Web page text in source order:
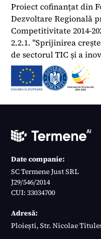
Proiect cofinanțat din
Dezvoltare Regională
Competitivitate 2014-
2.2.1. "Sprijinirea
de sectorul TIC și a
Date companie:
SC Termene Just SRL
J29/546/2014
CUI: 33034700
Adresă:
Ploiești, Str. Nicolae